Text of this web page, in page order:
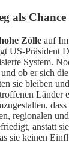
als Chance
Zölle auf
US-Präsident
System.
ob er sich
sie bleiben
Länder
regionalen
anstatt
sie keinen